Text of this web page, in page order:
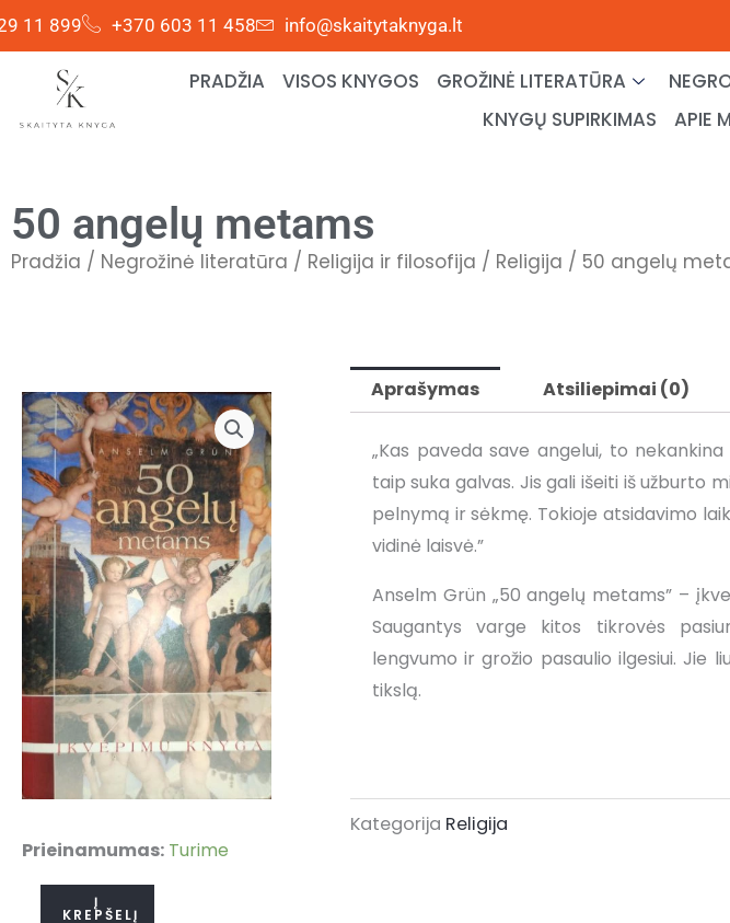
Pereiti
prie
11 899 +370 603 11 458 info@skaitytaknyga.lt
PRADŽIA VISOS KNYGOS GROŽINĖ LITERATŪRA
KNYGŲ SUPIRKIMAS
APIE
50 angelų metams
Pradžia / Negrožinė literatūra / Religija ir filosofija / Religija / 50 angelų
Prieinamumas: Turime
produkto
kiekis:
Į
KREPŠELĮ
Aprašymas Atsiliepimai (0)
„Kas paveda save angelui, to
taip suka galvas. Jis gali išeiti iš užburto
pelnymą ir sėkmę. Tokioje atsidavimo
vidinė laisvė.”
Anselm Grün „50 angelų metams” –
Saugantys varge kitos tikrovės
lengvumo ir grožio pasaulio ilgesiui. Jie
tikslą.
Kategorija Religija